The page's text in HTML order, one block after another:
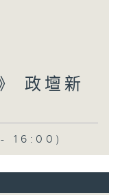
政壇新
16:00)